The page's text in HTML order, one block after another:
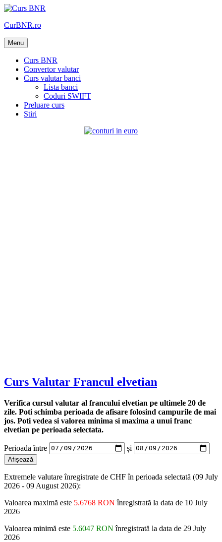
Skip
content
CurBNR.ro
Menu
Curs BNR
Convertor valutar
Curs valutar banci
Lista banci
Coduri SWIFT
Preluare curs
Stiri
Curs Valutar Francul elvetian
Verifica cursul valutar al francului elvetian pe ultimele 20 de
zile. Poti schimba perioada de afisare folosind campurile de mai
jos. Poti vedea si valorea minima si maxima a unui franc
elvetian pe perioada selectata.
Perioada între și
Extremele valutare înregistrate de CHF în perioada selectată (09 July
2026 - 09 August 2026):
Valoarea maximă este 5.6768 RON înregistrată la data de 10 July
2026
Valoarea minimă este 5.6047 RON înregistrată la data de 29 July
2026